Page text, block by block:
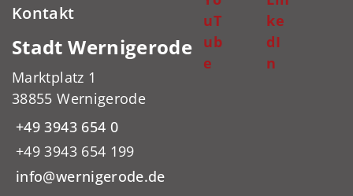
uT
ub
e
ke
dI
n
Kontakt
Stadt Wernigerode
Marktplatz 1
38855 Wernigerode
+49 3943 654 0
+49 3943 654 199
info@wernigerode.de